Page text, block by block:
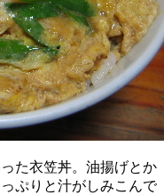
た衣笠丼。油揚げとか
ぷりと汁がしみこんで